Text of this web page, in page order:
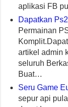
aplikasi FB
Dapatkan
Permainan
artikel admin
seluruh
Buat…
Seru Game
sepur api